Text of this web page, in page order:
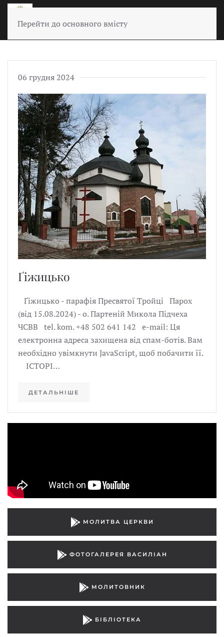
Перейти до основного вмісту
06 грудня 2024
Ґіжицькo
Ґіжицько - парафія Пресвятої Тройці Парох
(від 15.08.2024) - о. Партеній Микола Підчеха
ЧСВВ tel. kom. +48 502 641 142 e-mail: Ця
електронна адреса захищена від спам-ботів. Вам
необхідно увімкнути JavaScript, щоб побачити її.
ІСТОРІ…
ДЕТАЛЬНІШЕ
МОЛИТВА ЦЕРКВИ
ФОТОГАЛЕРЕЯ ВАСИЛІАН
МОЛИТОВНИК
БІБЛІОТЕКА